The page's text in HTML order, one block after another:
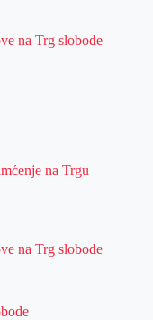
na Trg slobode
na Trgu
na Trg slobode